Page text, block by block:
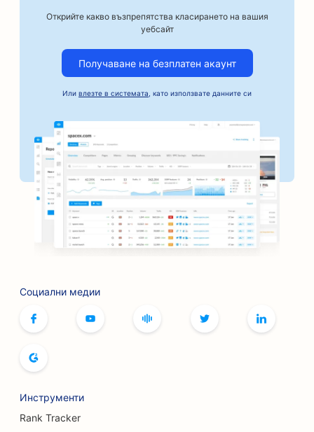
SEO за автосервизи
SEO оптимизация за занаятчийски пекарни за
SEO оптимизация за услуги за поръчители
SEO за автомобилни фирми
SEO за пекарни
SEO за фризьорски салони
SEO за банки
SEO за книжарници
SEO за кафенета за настолни игри
SEO за услуги с ботокс и филъри
SEO за боулинг зали
Открийте какво възпрепятства класирането на вашия
уебсайт
Получаване на безплатен акаунт
Или влезте в системата , като използвате данните си
Социални медии
Инструменти
Rank Tracker